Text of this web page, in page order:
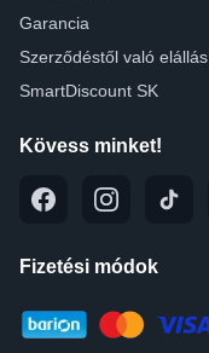
Garancia
Szerződéstől való elállás
SmartDiscount SK
Kövess minket!
Fizetési módok